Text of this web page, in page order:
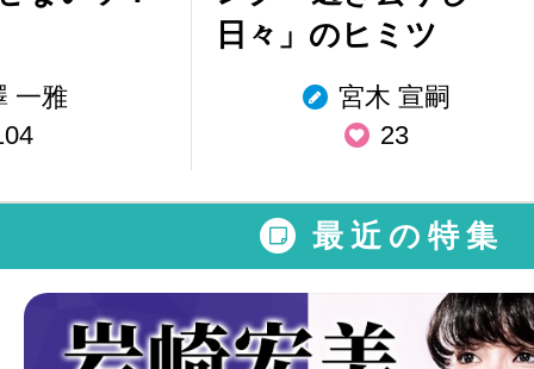
一雅
日々」のヒミツ
宮木 宣嗣
23
最近の特集